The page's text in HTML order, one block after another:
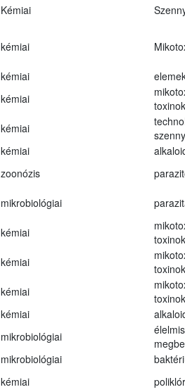
Kémiai
kémiai
kémiai
kémiai
toxinok
kémiai
kémiai
zoonózis
mikrobiológiai
kémiai
toxinok
kémiai
toxinok
kémiai
toxinok
kémiai
mikrobiológiai
mikrobiológiai
kémiai